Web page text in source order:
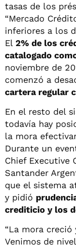
tasas de los
“Mercado
inferiores a los
El 2% de los
catalogado
noviembre de
comenzó a
cartera regular
En el resto del
todavía hay
la mora
Durante un
Chief Executive
Santander
que el sistema
y pidió
crediticio y los
“La mora
Venimos de